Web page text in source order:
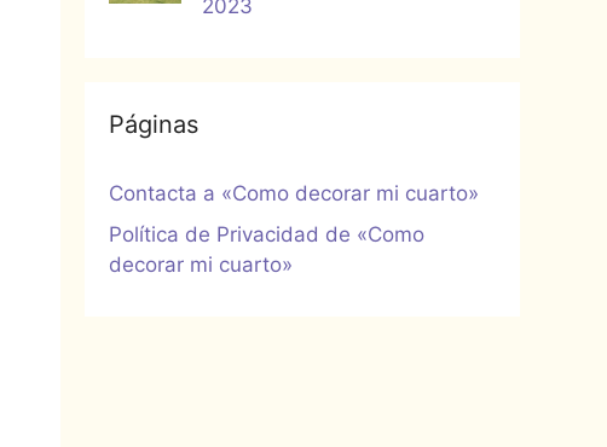
2023
Páginas
Contacta a «Como decorar mi cuarto»
Política de Privacidad de «Como
decorar mi cuarto»